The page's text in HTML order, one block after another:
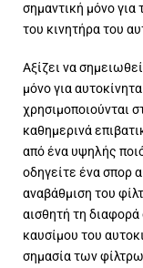
σημαντική μόνο για
του κινητήρα του
Αξίζει να
μόνο για
χρησιμοποιούνται
καθημερινά
από ένα υψηλής
οδηγείτε ένα σπορ
αναβάθμιση του
αισθητή τη διαφορά
καυσίμου του
σημασία των